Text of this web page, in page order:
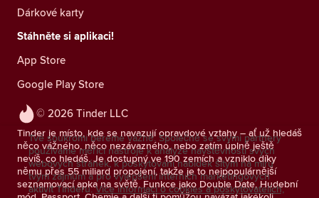
© 2026 Tinder LLC
Tinder je místo, kde se navazují opravdové vztahy – ať už hledáš
něco vážného, něco nezávazného, nebo zatím úplně ještě
nevíš, co hledáš. Je dostupný ve 190 zemích a vzniklo díky
němu přes 55 miliard propojení, takže je to nejpopulárnější
seznamovací apka na světě. Funkce jako Double Date, Hudební
Dárkové karty
Stáhněte si aplikaci!
App Store
Google Play Store
Tvé soukromí bereme vážně. Společně se svými partnery
používáme měřicí nástroje k analýze návštěvnosti svých
webových stránek, k poskytování nabídek šitým na míru
tvým zájmům a pro vylepšení interních marketingových
aktivit Tinderu. Více informací o cookies a poskytovatelích,